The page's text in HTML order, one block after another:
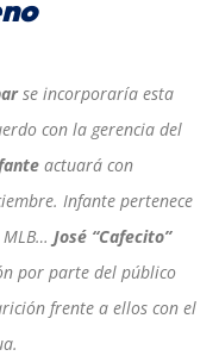
se incorporaría esta
con la gerencia del
actuará con
Infante pertenece
José “Cafecito”
por parte del público
frente a ellos con el